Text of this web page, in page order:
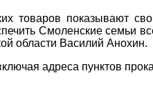
товаров показывают
Смоленские семьи
области Василий Анохин.
адреса пунктов